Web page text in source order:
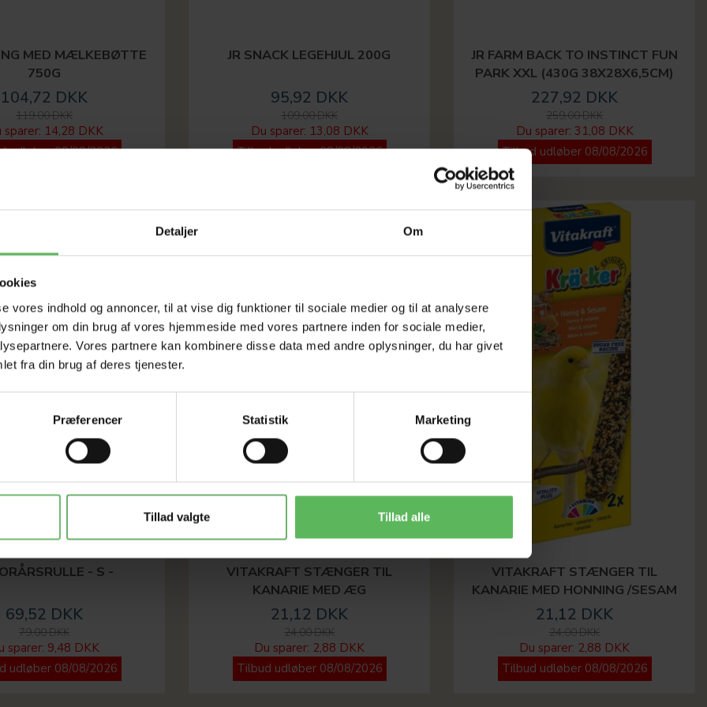
Detaljer Om
vores indhold og annoncer, til at vise dig funktioner til sociale medier og til at analysere
om din brug af vores hjemmeside med vores partnere inden for sociale medier,
Vores partnere kan kombinere disse data med andre oplysninger, du har givet
fra din brug af deres tjenester.
Præferencer Statistik Marketing
Tillad valgte Tillad alle
MED MÆLKEBØTTE
750G
104,72 DKK
119,00 DKK
sparer: 14,28 DKK
udløber 08/08/2026
JR SNACK LEGEHJUL 200G
95,92 DKK
109,00 DKK
Du sparer: 13,08 DKK
Tilbud udløber 08/08/2026
JR FARM BACK TO INSTINCT FUN
PARK XXL (430G 38X28X6,5CM)
227,92 DKK
259,00 DKK
Du sparer: 31,08 DKK
Tilbud udløber 08/08/2026
- S -
69,52 DKK
79,00 DKK
sparer: 9,48 DKK
udløber 08/08/2026
VITAKRAFT STÆNGER TIL
KANARIE MED ÆG
21,12 DKK
24,00 DKK
Du sparer: 2,88 DKK
Tilbud udløber 08/08/2026
VITAKRAFT STÆNGER TIL
KANARIE MED HONNING /SESAM
21,12 DKK
24,00 DKK
Du sparer: 2,88 DKK
Tilbud udløber 08/08/2026